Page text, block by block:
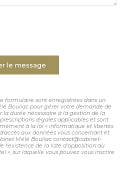
le message
formulaire sont enregistrées dans un
Bouliac pour gérer votre demande de
la durée nécessaire à la gestion de la
légales applicables et sont
à la loi « informatique et libertés
aux données vous concernant et
Mélé Bouliac contact@cabinet-
l'existence de la liste d'opposition au
», sur laquelle vous pouvez vous inscrire